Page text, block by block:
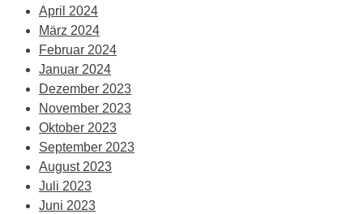
April 2024
März 2024
Februar 2024
Januar 2024
Dezember 2023
November 2023
Oktober 2023
September 2023
August 2023
Juli 2023
Juni 2023